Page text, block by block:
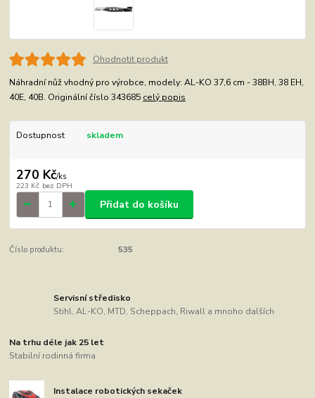
Ohodnotit produkt
Náhradní nůž vhodný pro výrobce, modely: AL-KO 37,6 cm - 38BH, 38 EH,
40E, 40B. Originální číslo 343685 celý popis
Dostupnost skladem
270 Kč/ks
223 Kč bez DPH
Přidat do košíku
Číslo produktu: 535
Servisní středisko
Stihl, AL-KO, MTD, Scheppach, Riwall a mnoho dalších
Na trhu déle jak 25 let
Stabilní rodinná firma
Instalace robotických sekaček